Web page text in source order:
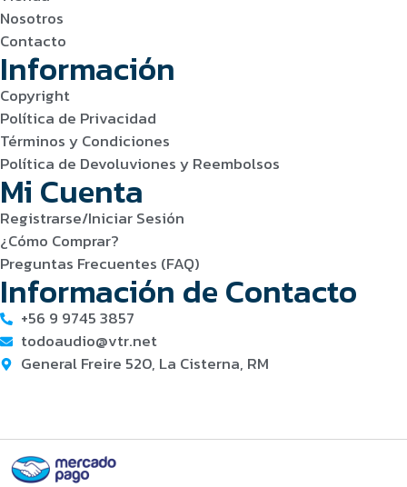
Nosotros
Contacto
Información
Copyright
Política de Privacidad
Términos y Condiciones
Política de Devoluviones y Reembolsos
Mi Cuenta
Registrarse/Iniciar Sesión
¿Cómo Comprar?
Preguntas Frecuentes (FAQ)
Información de Contacto
+56 9 9745 3857
todoaudio@vtr.net
General Freire 520, La Cisterna, RM